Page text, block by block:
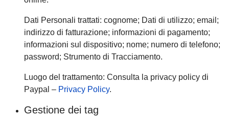
Dati Personali trattati: cognome; Dati di utilizzo; email;
indirizzo di fatturazione; informazioni di pagamento;
informazioni sul dispositivo; nome; numero di telefono;
password; Strumento di Tracciamento.
Luogo del trattamento: Consulta la privacy policy di
Paypal – Privacy Policy.
Gestione dei tag